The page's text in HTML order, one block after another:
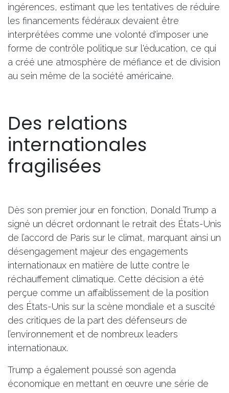
ingérences, estimant que les tentatives de réduire
les financements fédéraux devaient être
interprétées comme une volonté d'imposer une
forme de contrôle politique sur l'éducation, ce qui
a créé une atmosphère de méfiance et de division
au sein même de la société américaine.
Des relations
internationales
fragilisées
Dès son premier jour en fonction, Donald Trump a
signé un décret ordonnant le retrait des États-Unis
de l’accord de Paris sur le climat, marquant ainsi un
désengagement majeur des engagements
internationaux en matière de lutte contre le
réchauffement climatique. Cette décision a été
perçue comme un affaiblissement de la position
des États-Unis sur la scène mondiale et a suscité
des critiques de la part des défenseurs de
l’environnement et de nombreux leaders
internationaux.
Trump a également poussé son agenda
économique en mettant en œuvre une série de